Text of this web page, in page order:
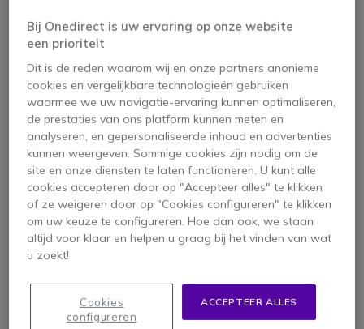
Poly Blackwire 5220 USB-C + USB-C/A
dongle
De Poly Blackwire 5220 headset series is ontworpen
voor lange conference calls en intensief gebruik van de
headset. De Blackwire 5220 USB is gemakkelijk om te
gebruiken en erg flexibel door zijn veelzijdige
aansluitingsopties. De Blackwire 5220 USB is ideaal
voor de PC, mobiele telefoon, multimedia, zowel binnen
als buiten kantoor.
Pros
<ul> <li>Passieve ruisonderdrukking</li>
<li>Gespreksbediening via de kabel</li> </ul>
Bij Onedirect is uw ervaring op onze website
een prioriteit
Dit is de reden waarom wij en onze partners anonieme
cookies en vergelijkbare technologieën gebruiken
waarmee we uw navigatie-ervaring kunnen optimaliseren,
de prestaties van ons platform kunnen meten en
analyseren, en gepersonaliseerde inhoud en advertenties
kunnen weergeven. Sommige cookies zijn nodig om de
site en onze diensten te laten functioneren. U kunt alle
cookies accepteren door op "Accepteer alles" te klikken
of ze weigeren door op "Cookies configureren" te klikken
om uw keuze te configureren. Hoe dan ook, we staan
altijd voor klaar en helpen u graag bij het vinden van wat
u zoekt!
ACCEPTEER ALLES
Cookies
configureren